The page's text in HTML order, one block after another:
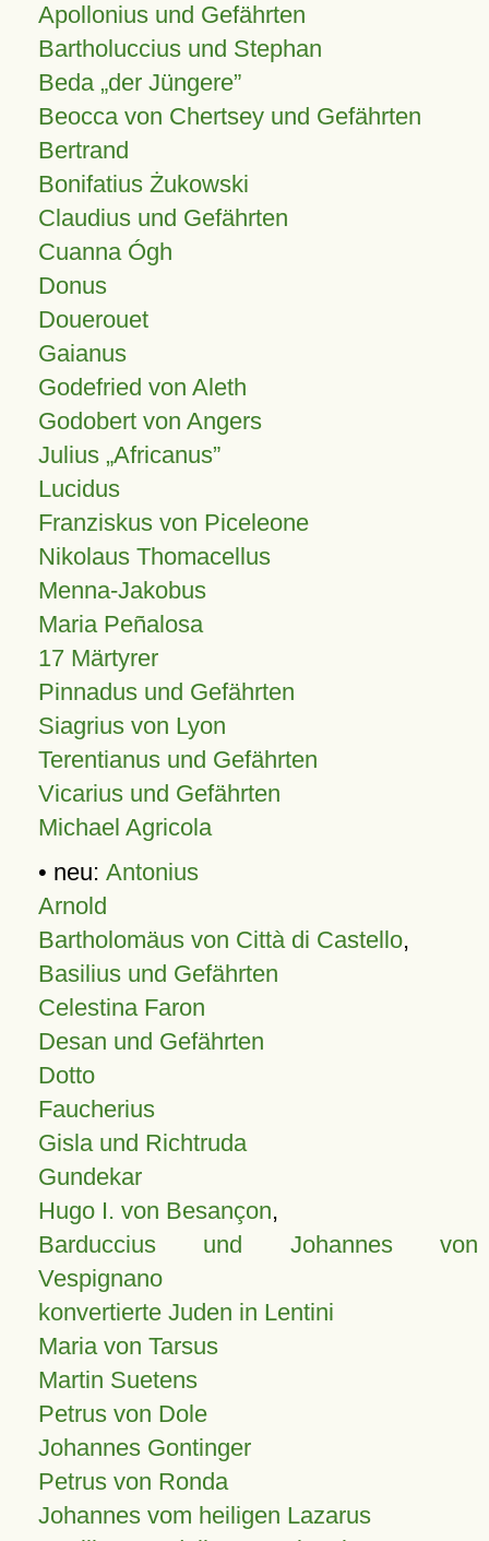
Apollonius und Gefährten
Bartholuccius und Stephan
Beda „der Jüngere”
Beocca von Chertsey und Gefährten
Bertrand
Bonifatius Żukowski
Claudius und Gefährten
Cuanna Ógh
Donus
Douerouet
Gaianus
Godefried von Aleth
Godobert von Angers
Julius Africanus
Lucidus
Franziskus von Piceleone
Nikolaus Thomacellus
Menna-Jakobus
Maria Peñalosa
17 Märtyrer
Pinnadus und Gefährten
Siagrius von Lyon
Terentianus und Gefährten
Vicarius und Gefährten
Michael Agricola
• neu: Antonius
Arnold
Bartholomäus von Città di Castello,
Basilius und Gefährten
Celestina Faron
Desan und Gefährten
Dotto
Faucherius
Gisla und Richtruda
Gundekar
Hugo I. von Besançon,
Barduccius und Johannes von
Vespignano
konvertierte Juden in Lentini
Maria von Tarsus
Martin Suetens
Petrus von Dole
Johannes Gontinger
Petrus von Ronda
Johannes vom heiligen Lazarus